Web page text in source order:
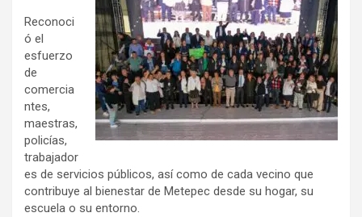
Reconoci
ó el
esfuerzo
de
comercia
ntes,
maestras,
policías,
trabajador
es de servicios públicos, así como de cada vecino que
contribuye al bienestar de Metepec desde su hogar, su
escuela o su entorno.